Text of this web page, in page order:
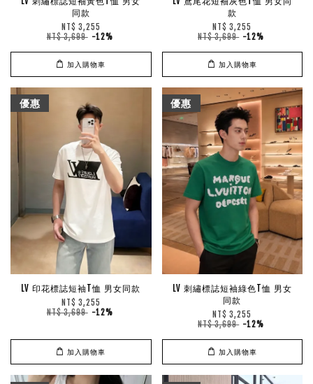
同款
NT$ 3,255
NT$ 3,699 -12%
加入購物車
款
NT$ 3,255
NT$ 3,699 -12%
加入購物車
優惠
LV 印花標誌短袖T恤 男女同款
NT$ 3,255
NT$ 3,699 -12%
加入購物車
優惠
LV 刺繡標誌短袖綠色T恤 男女
同款
NT$ 3,255
NT$ 3,699 -12%
加入購物車